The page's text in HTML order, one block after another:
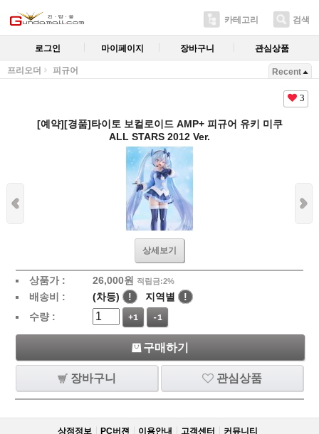
카테고리 검색
로그인 마이페이지 장바구니 관심상품
프리오더 피규어 Recent
3
[예약][경품]타이토 보컬로이드 AMP+ 피규어 유키 미쿠
ALL STARS 2012 Ver.
상세보기
상품가 : 26,000원 적립금:2%
배송비 : (차등) ! 지역별
!
수량 :
+1 -1
구매하기
장바구니 관심상품
상점정보 PC버젼 이용안내 고객센터 커뮤니티